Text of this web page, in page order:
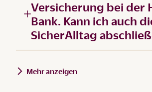
Versicherung bei der
Bank. Kann ich auch
SicherAlltag
Mehr anzeigen